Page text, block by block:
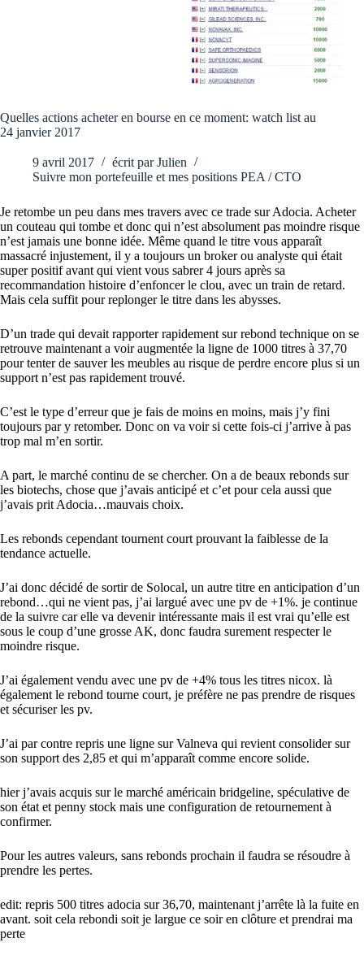
Quelles actions acheter en bourse en ce moment: watch list au
24 janvier 2017
9 avril 2017 écrit par Julien
Suivre mon portefeuille et mes positions PEA / CTO
Je retombe un peu dans mes travers avec ce trade sur Adocia. Acheter
un couteau qui tombe et donc qui n’est absolument pas moindre risque
n’est jamais une bonne idée. Même quand le titre vous apparaît
massacré injustement, il y a toujours un broker ou analyste qui était
super positif avant qui vient vous sabrer 4 jours après sa
recommandation histoire d’enfoncer le clou, avec un train de retard.
Mais cela suffit pour replonger le titre dans les abysses.
D’un trade qui devait rapporter rapidement sur rebond technique on se
retrouve maintenant a voir augmentée la ligne de 1000 titres à 37,70
pour tenter de sauver les meubles au risque de perdre encore plus si un
support n’est pas rapidement trouvé.
C’est le type d’erreur que je fais de moins en moins, mais j’y fini
toujours par y retomber. Donc on va voir si cette fois-ci j’arrive à pas
trop mal m’en sortir.
A part, le marché continu de se chercher. On a de beaux rebonds sur
les biotechs, chose que j’avais anticipé et c’et pour cela aussi que
j’avais prit Adocia…mauvais choix.
Les rebonds cependant tournent court prouvant la faiblesse de la
tendance actuelle.
J’ai donc décidé de sortir de Solocal, un autre titre en anticipation d’un
rebond…qui ne vient pas, j’ai largué avec une pv de +1%. je continue
de la suivre car elle va devenir intéressante mais il est vrai qu’elle est
sous le coup d’une grosse AK, donc faudra surement respecter le
moindre risque.
J’ai également vendu avec une pv de +4% tous les titres nicox. là
également le rebond tourne court, je préfère ne pas prendre de risques
et sécuriser les pv.
J’ai par contre repris une ligne sur Valneva qui revient consolider sur
son support des 2,85 et qui m’apparaît comme encore solide.
hier j’avais acquis sur le marché américain bridgeline, spéculative de
son état et penny stock mais une configuration de retournement à
confirmer.
Pour les autres valeurs, sans rebonds prochain il faudra se résoudre à
prendre les pertes.
edit: repris 500 titres adocia sur 36,70, maintenant j’arrête là la fuite en
avant. soit cela rebondi soit je largue ce soir en clôture et prendrai ma
perte